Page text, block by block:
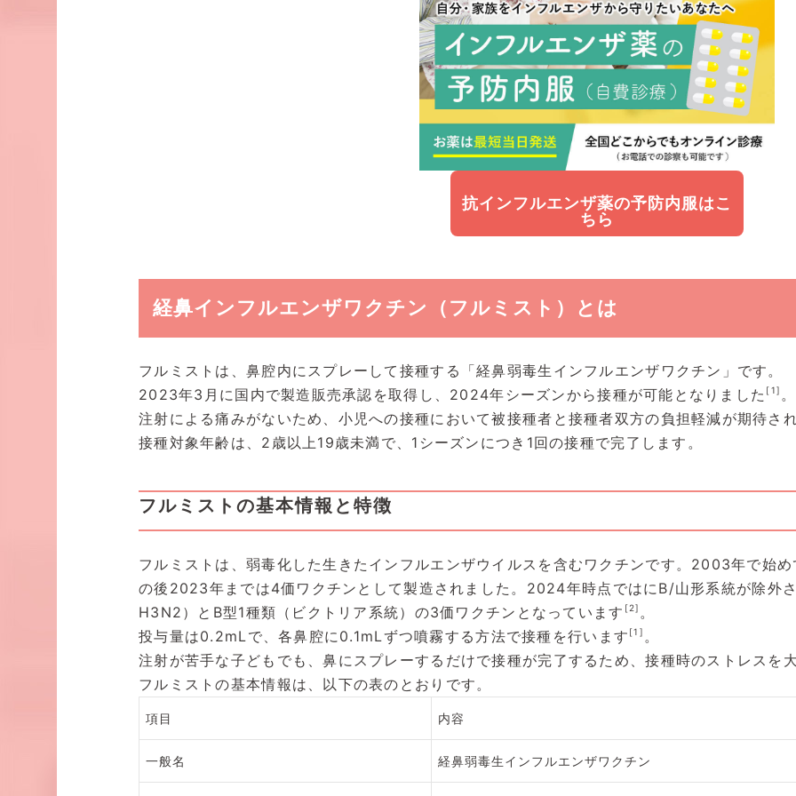
抗インフルエンザ薬の予防内服はこ
ちら
経鼻インフルエンザワクチン（フルミスト）とは
フルミストは、鼻腔内にスプレーして接種する「経鼻弱毒生インフルエンザワクチン」です。
2023年3月に国内で製造販売承認を取得し、2024年シーズンから接種が可能となりました [1] 。
注射による痛みがないため、小児への接種において被接種者と接種者双方の負担軽減が期待さ
接種対象年齢は、2歳以上19歳未満で、1シーズンにつき1回の接種で完了します。
フルミストの基本情報と特徴
フルミストは、弱毒化した生きたインフルエンザウイルスを含むワクチンです。2003年で始
の後2023年までは4価ワクチンとして製造されました。2024年時点ではにB/山形系統が除外
H3N2）とB型1種類（ビクトリア系統）の3価ワクチンとなっています [2] 。
投与量は0.2mLで、各鼻腔に0.1mLずつ噴霧する方法で接種を行います [1] 。
注射が苦手な子どもでも、鼻にスプレーするだけで接種が完了するため、接種時のストレスを
フルミストの基本情報は、以下の表のとおりです。
項目 内容
一般名 経鼻弱毒生インフルエンザワクチン